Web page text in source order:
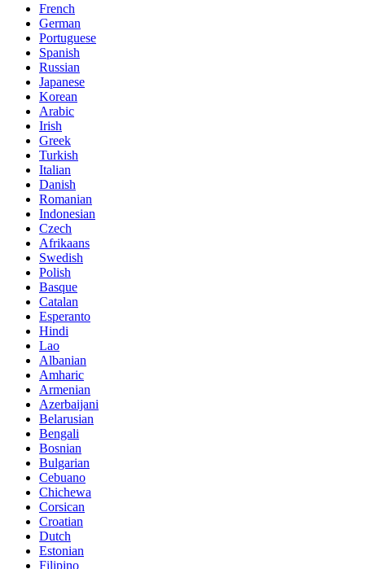
French
German
Portuguese
Spanish
Russian
Japanese
Korean
Arabic
Irish
Greek
Turkish
Italian
Danish
Romanian
Indonesian
Czech
Afrikaans
Swedish
Polish
Basque
Catalan
Esperanto
Hindi
Lao
Albanian
Amharic
Armenian
Azerbaijani
Belarusian
Bengali
Bosnian
Bulgarian
Cebuano
Chichewa
Corsican
Croatian
Dutch
Estonian
Filipino